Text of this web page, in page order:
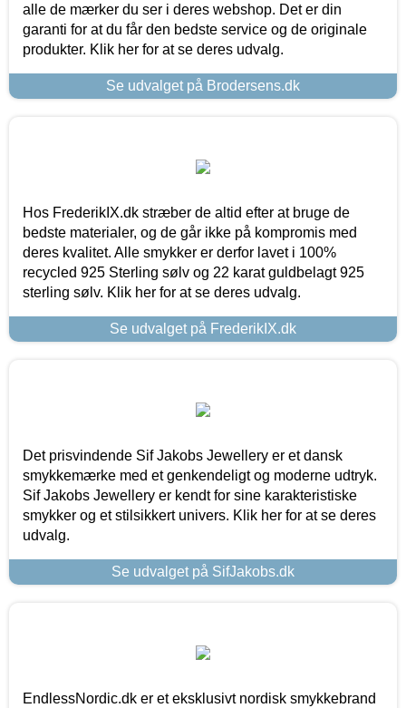
alle de mærker du ser i deres webshop. Det er din
garanti for at du får den bedste service og de originale
produkter. Klik her for at se deres udvalg.
Se udvalget på Brodersens.dk
Hos FrederikIX.dk stræber de altid efter at bruge de
bedste materialer, og de går ikke på kompromis med
deres kvalitet. Alle smykker er derfor lavet i 100%
recycled 925 Sterling sølv og 22 karat guldbelagt 925
sterling sølv. Klik her for at se deres udvalg.
Se udvalget på FrederikIX.dk
Det prisvindende Sif Jakobs Jewellery er et dansk
smykkemærke med et genkendeligt og moderne udtryk.
Sif Jakobs Jewellery er kendt for sine karakteristiske
smykker og et stilsikkert univers. Klik her for at se deres
udvalg.
Se udvalget på SifJakobs.dk
EndlessNordic.dk er et eksklusivt nordisk smykkebrand